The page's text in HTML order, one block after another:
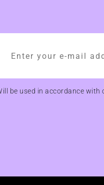
be used in accordance with